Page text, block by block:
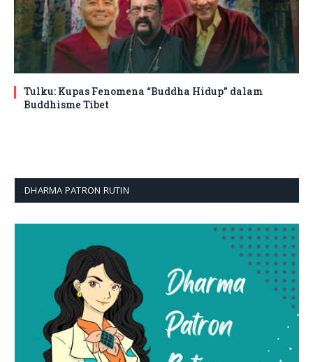
Tulku: Kupas Fenomena “Buddha Hidup” dalam
Buddhisme Tibet
DHARMA PATRON RUTIN